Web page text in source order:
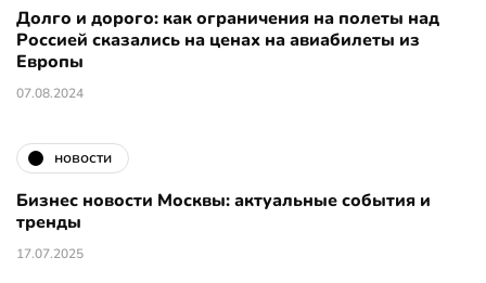
Долго и дорого: как ограничения на полеты над
Россией сказались на ценах на авиабилеты из
Европы
07.08.2024
новости
Бизнес новости Москвы: актуальные события и
тренды
17.07.2025